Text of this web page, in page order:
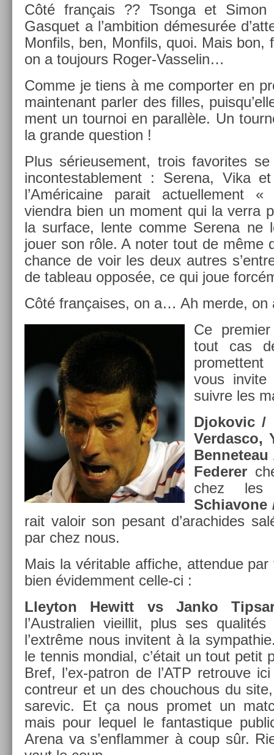
Côté français ?? Tson­ga et Simon
Gas­quet a l’am­bi­tion démesurée
Mon­fils, ben, Mon­fils, quoi. Mais bon,
on a toujours Roger-Vasselin…
Comme je tiens à me com­port­er en
main­tenant parl­er des fil­les,
ment un tour­noi en para­llèle. Un
la gran­de ques­tion !
Plus sérieuse­ment, trois favorites
in­con­testab­le­ment : Serena, Vika
l’Américaine para­it ac­tuel­le­ment
viendra bien un mo­ment qui la verra
la sur­face, lente comme Serena ne
jouer son rôle. A noter tout de même
chan­ce de voir les deux aut­res
de tab­leau opposée, ce qui joue
Côté françaises, on a… Ah merde, on
Ce
tout cas
vous in­vite
suiv­re les
Djokovic /
Ver­dasco,
Feder­er
chez
rait valoir son pesant d’arac­hides
par chez nous.
Mais la vérit­able af­fiche, at­tendue
bien évidem­ment celle-ci :
Lleyton Hewitt vs Janko
l’Australi­en vieil­lit, plus ses
l’extrême nous in­vitent à la
le ten­nis mon­di­al, c’était un tout
Bref, l’ex-patron de l’ATP retro­uve
con­treur et un des chouch­ous du
sarevic. Et ça nous pro­met un
mais pour lequel le fan­tastique
Arena va s’enflamm­er à coup sûr.